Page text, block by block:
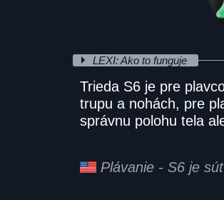
LEXI: Ako to funguje
Trieda S6 je pre
trupu a nohách, pre
správnu polohu tela
Plávanie - S6 je